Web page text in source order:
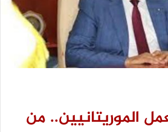
الموريتانيين.. من